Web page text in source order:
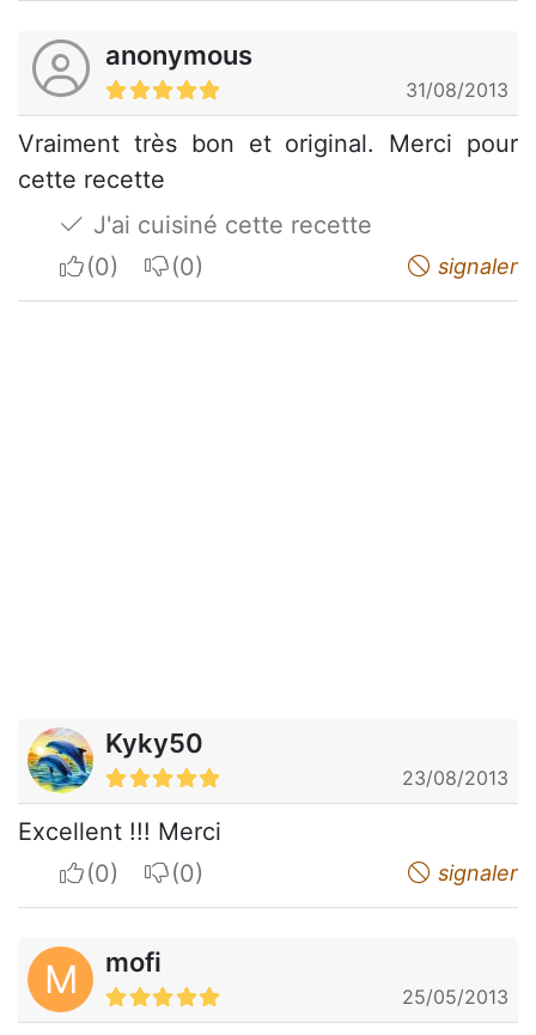
anonymous
31/08/2013
Vraiment très bon et original. Merci pour
cette recette
J'ai cuisiné cette recette
I apreciateI do not appreciate signaler
Kyky50
23/08/2013
Excellent !!! Merci
I apreciateI do not appreciate signaler
M mofi
25/05/2013